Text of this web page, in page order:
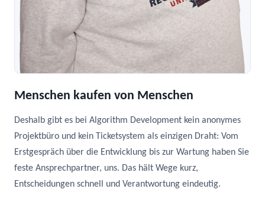
Menschen kaufen von Menschen
Deshalb gibt es bei Algorithm Development kein anonymes
Projektbüro und kein Ticketsystem als einzigen Draht: Vom
Erstgespräch über die Entwicklung bis zur Wartung haben Sie
feste Ansprechpartner, uns. Das hält Wege kurz,
Entscheidungen schnell und Verantwortung eindeutig.